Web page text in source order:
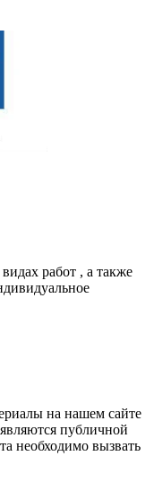
работ , а также
на нашем сайте
публичной
необходимо вызвать